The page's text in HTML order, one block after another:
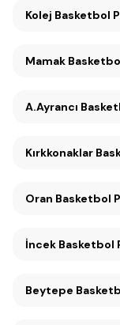
Kolej Basketbol
Mamak
A.Ayrancı
Kırkkonaklar
Oran
İncek Basketbol
Beytepe